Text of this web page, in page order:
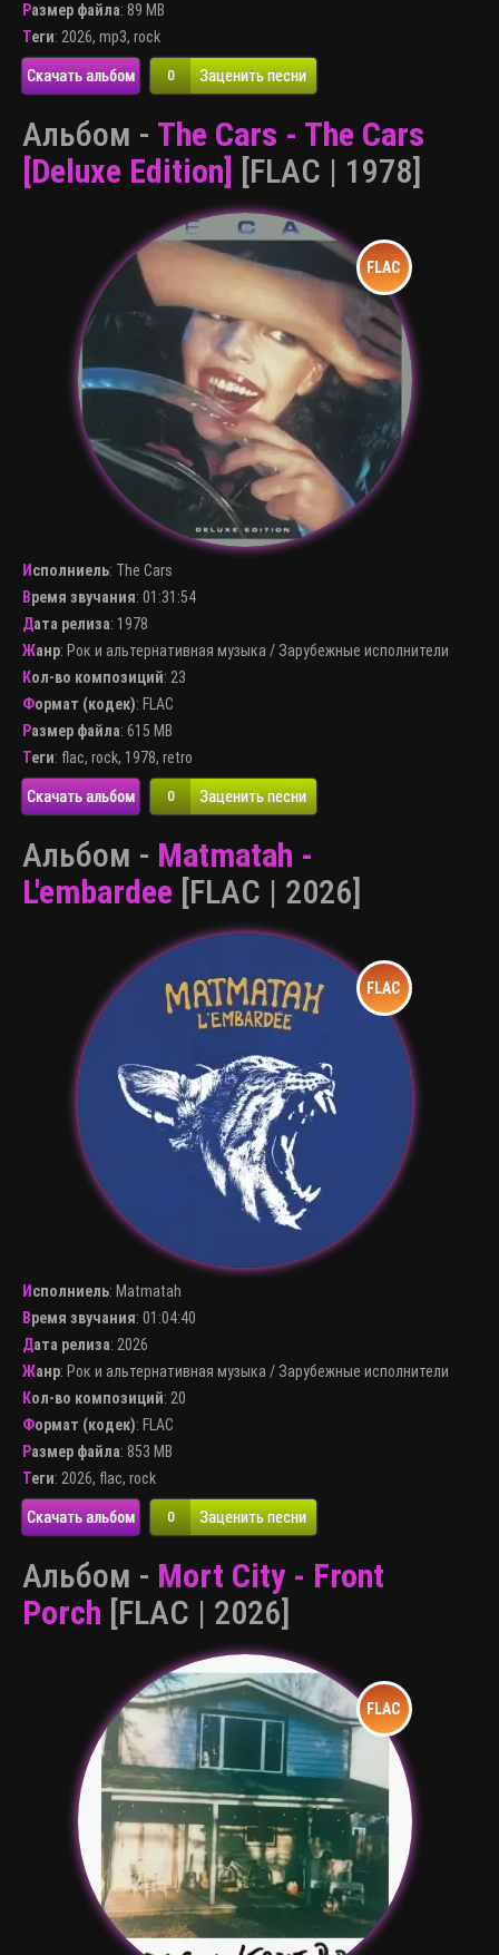
Размер файла: 89 MB
Теги: 2026, mp3, rock
Скачать альбом 0 Заценить песни
Альбом - The Cars - The Cars
[Deluxe Edition] [FLAC | 1978]
Исполниель: The Cars
Время звучания: 01:31:54
Дата релиза: 1978
Жанр: Рок и альтернативная музыка / Зарубежные исполнители
Кол-во композиций: 23
Формат (кодек): FLAC
Размер файла: 615 MB
Теги: flac, rock, 1978, retro
Скачать альбом 0 Заценить песни
Альбом - Matmatah -
L'embardee [FLAC | 2026]
Исполниель: Matmatah
Время звучания: 01:04:40
Дата релиза: 2026
Жанр: Рок и альтернативная музыка / Зарубежные исполнители
Кол-во композиций: 20
Формат (кодек): FLAC
Размер файла: 853 MB
Теги: 2026, flac, rock
Скачать альбом 0 Заценить песни
Альбом - Mort City - Front
Porch [FLAC | 2026]